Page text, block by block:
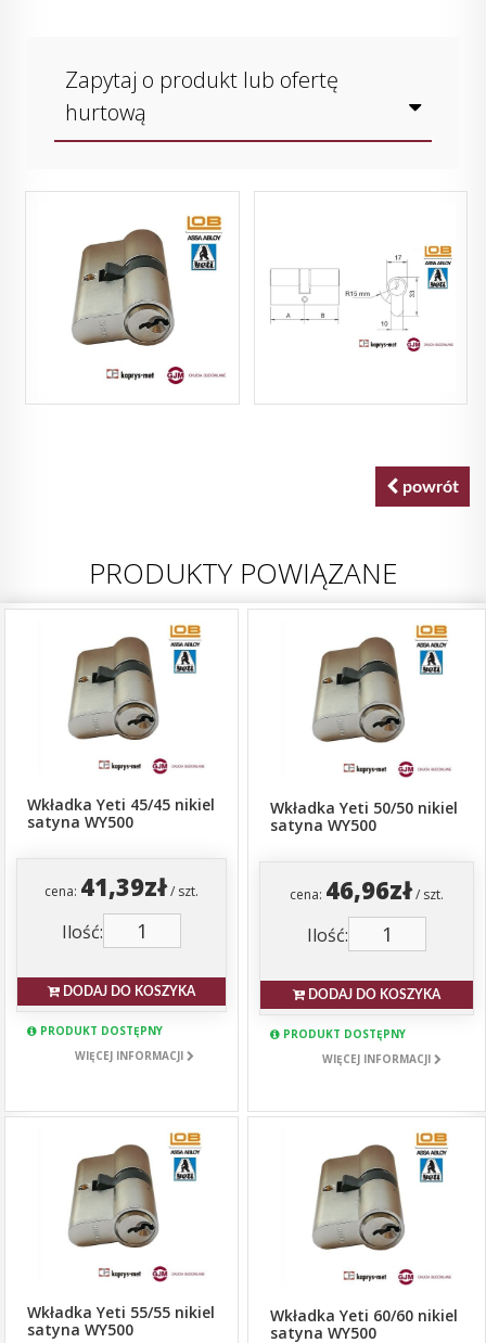
Zapytaj o produkt lub ofertę
hurtową
powrót
PRODUKTY POWIĄZANE
Wkładka Yeti 45/45 nikiel
satyna WY500
cena: 41,39zł/ szt.
Ilość:
DODAJ DO KOSZYKA
PRODUKT DOSTĘPNY
WIĘCEJ INFORMACJI
Wkładka Yeti 50/50 nikiel
satyna WY500
cena: 46,96zł/ szt.
Ilość:
DODAJ DO KOSZYKA
PRODUKT DOSTĘPNY
WIĘCEJ INFORMACJI
Wkładka Yeti 55/55 nikiel
satyna WY500
Wkładka Yeti 60/60 nikiel
satyna WY500